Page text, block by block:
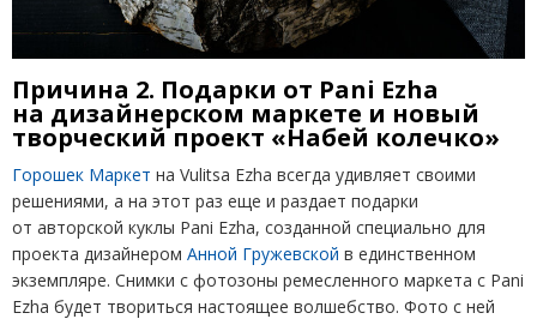
Причина 2. Подарки от Pani Ezha
на дизайнерском маркете и новый
творческий проект «Набей колечко»
Горошек Маркет на Vulitsa Ezha всегда удивляет своими
решениями, а на этот раз еще и раздает подарки
от авторской куклы Pani Ezha, созданной специально для
проекта дизайнером Анной Гружевской в единственном
экземпляре. Снимки с фотозоны ремесленного маркета с Pani
Ezha будет твориться настоящее волшебство. Фото с ней